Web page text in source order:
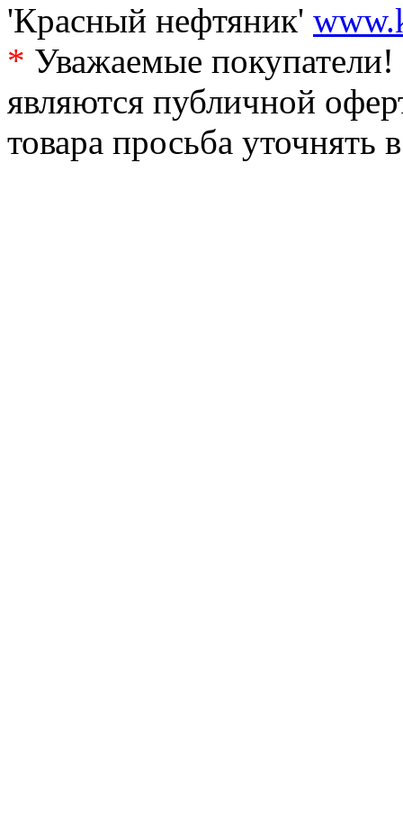
'Красный нефтяник'
* Уважаемые
являются публичной
товара просьба уточнять